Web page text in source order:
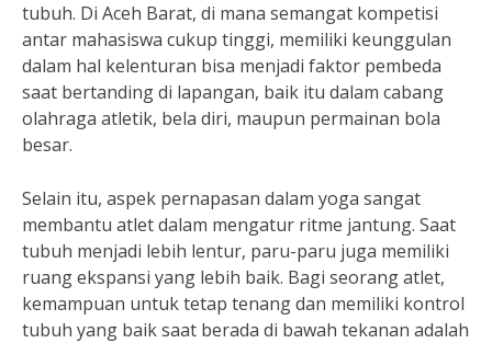
tubuh. Di Aceh Barat, di mana semangat kompetisi
antar mahasiswa cukup tinggi, memiliki keunggulan
dalam hal kelenturan bisa menjadi faktor pembeda
saat bertanding di lapangan, baik itu dalam cabang
olahraga atletik, bela diri, maupun permainan bola
besar.
Selain itu, aspek pernapasan dalam yoga sangat
membantu atlet dalam mengatur ritme jantung. Saat
tubuh menjadi lebih lentur, paru-paru juga memiliki
ruang ekspansi yang lebih baik. Bagi seorang atlet,
kemampuan untuk tetap tenang dan memiliki kontrol
tubuh yang baik saat berada di bawah tekanan adalah